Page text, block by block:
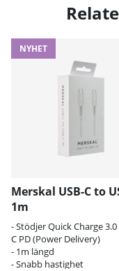
NYHET
Merskal USB-C to
1m
- Stödjer Quick Charge 3.0
C PD (Power Delivery)
- 1m längd
- Snabb hastighet